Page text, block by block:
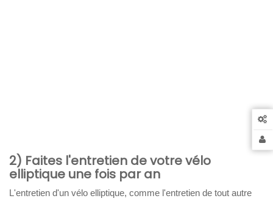
2) Faites l'entretien de votre vélo
elliptique une fois par an
L'entretien d'un vélo elliptique, comme l'entretien de tout autre